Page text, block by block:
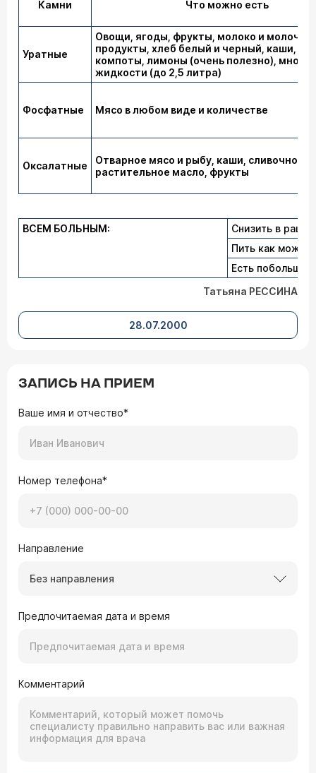
Камни Что можно есть
Уратные
Овощи, ягоды, фрукты, молоко и
продукты, хлеб белый и черный, каши,
компоты, лимоны (очень полезно), много
жидкости (до 2,5 литра)
Фосфатные Мясо в любом виде и количестве
Оксалатные
Отварное мясо и рыбу, каши, сливочное и
растительное масло, фрукты
ВСЕМ БОЛЬНЫМ:
Снизить в
Пить как
Есть побольше
Татьяна РЕССИНА
28.07.2000
ЗАПИСЬ НА ПРИЕМ
Ваше имя и отчество*
Номер телефона*
Направление
Без направления
Предпочитаемая дата и время
Комментарий